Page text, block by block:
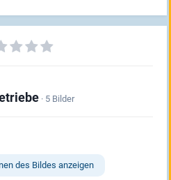
· 5 Bilder
des Bildes anzeigen